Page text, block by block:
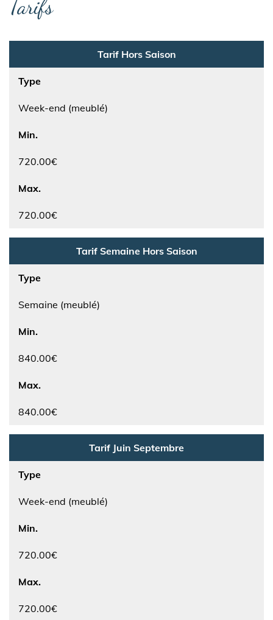
Tarifs
Tarif Hors Saison
Type
Week-end (meublé)
Min.
720.00€
Max.
720.00€
Tarif Semaine Hors Saison
Type
Semaine (meublé)
Min.
840.00€
Max.
840.00€
Tarif Juin Septembre
Type
Week-end (meublé)
Min.
720.00€
Max.
720.00€